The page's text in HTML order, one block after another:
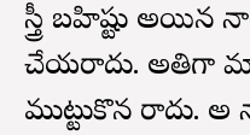
స్త్రీ బహిష్టు అయిన
చేయరాదు. అతిగా
ముట్టుకొన రాదు. అ